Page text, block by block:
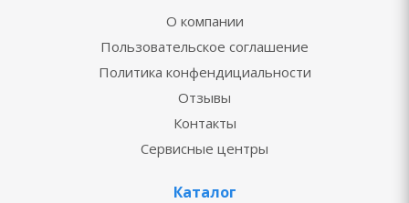
О компании
Пользовательское соглашение
Политика конфендициальности
Отзывы
Контакты
Сервисные центры
Каталог